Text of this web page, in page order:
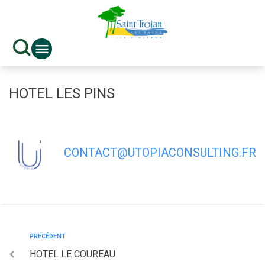
HOTEL LES PINS
CONTACT@UTOPIACONSULTING.FR
PRÉCÉDENT
HOTEL LE COUREAU